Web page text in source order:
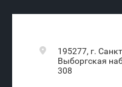
195277, г.
Выборгская
308